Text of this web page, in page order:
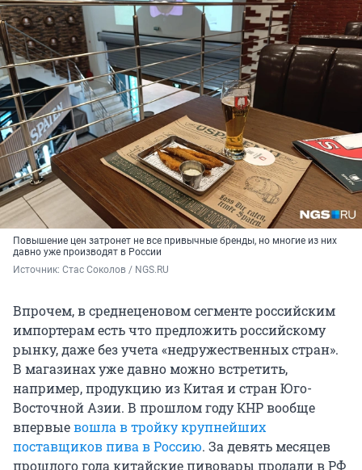
Повышение цен затронет не все привычные бренды, но многие из них
давно уже производят в России
Источник: Стас Соколов / NGS.RU
Впрочем, в среднеценовом сегменте российским
импортерам есть что предложить российскому
рынку, даже без учета «недружественных стран».
В магазинах уже давно можно встретить,
например, продукцию из Китая и стран Юго-
Восточной Азии. В прошлом году КНР вообще
впервыевошла в тройку крупнейших
поставщиков пива в Россию. За девять месяцев
прошлого года китайские пивовары продали в РФ